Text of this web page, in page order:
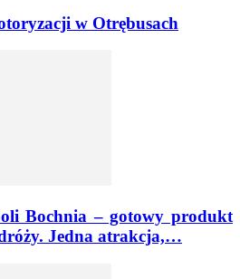
w Otrębusach
Bochnia – gotowy produkt
Jedna atrakcja,…